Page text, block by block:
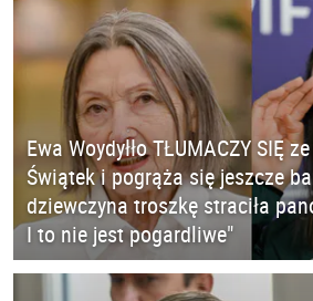
Ewa Woydyłło TŁUMACZY SIĘ
Świątek i pogrąża się jeszcze
dziewczyna troszkę straciła
I to nie jest pogardliwe"